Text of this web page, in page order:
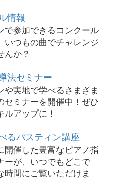
情報
で参加できるコンクール
いつもの曲でチャレンジ
んか？
法セミナー
や実地で学べるさまざま
セミナーを開催中！ぜひ
アップに！
るバスティン講座
開催した豊富なピアノ指
ーが、いつでもどこで
時間にご覧いただけま